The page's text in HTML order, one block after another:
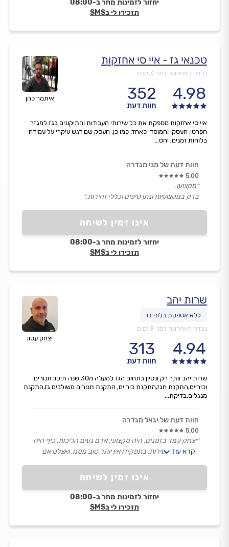
יחזור לזמינות מחר ב-08:00
תזכירו לי בSMS
איתמר כהן
טכנאי גז - איי סי אחזקות
נבדק לאחרונה לפני 3 ימים
4.98
352
חוות דעת
אינו זמין לשיחה
יחזור לזמינות מחר ב-08:00
תזכירו לי בSMS
איי סי אחזקות מספקת את כל שירותי העבודות והתיקונים בגז למגזר
הפרטי, העסקי והמוסדי כאחד. כמו כן, העסק שם דגש עיקרי על עמידה
בלוחות זמנים, יחס...
חוות דעת של מני מגדרה
5.00
״מקצוען.
בדק במקצועיות ונתן טיפים וכללי זהירות.״
יצחק עטון
שרות יהב
נבדק לאחרונה לפני 3 ימים
4.94
313
חוות דעת
אינו זמין לשיחה
יחזור לזמינות מחר ב-08:00
תזכירו לי בSMS
שרות יהב וותר רק ונסיון בתחום הגז למעלה מ30 שנה תיקון תנורים
וכיריים,התקנת חגז,התקנת כיריים, התקנת תנורים משולבים גז,התקנת
מנגלים,בדיקת...
חוות דעת של יגאל מגדרה
5.00
״יצחק עמד בזמנים, היה מקצועי, אדם נעים הליכות, כיף היה
לקבל ממנו שירות, בתפקידו אין יותר טוב ממנו, ואצלנו אם
קרא עוד